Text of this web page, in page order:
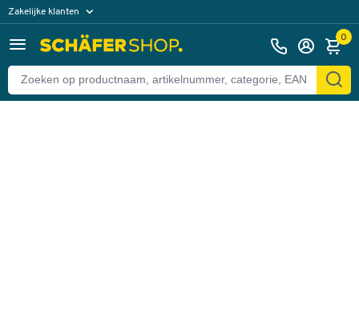
Zakelijke klanten
Particuliere klanten 0
Terug